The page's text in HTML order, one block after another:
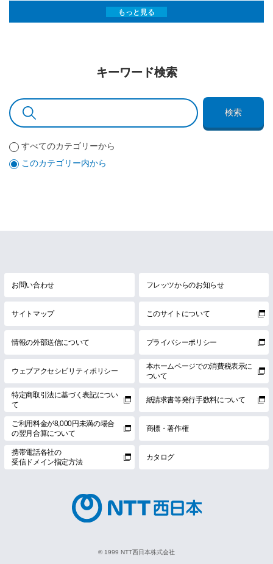
もっと見る
キーワード検索
検索
すべてのカテゴリーから
このカテゴリー内から
お問い合わせ フレッツからのお知らせ
サイトマップ このサイトについて
情報の外部送信について プライバシーポリシー
ウェブアクセシビリティポリシー
本ホームページでの消費税表示に
ついて
特定商取引法に基づく表記につい
て
紙請求書等発行手数料について
ご利用料金が8,000円未満の場合
の翌月合算について
商標・著作権
携帯電話各社の
受信ドメイン指定方法
カタログ
© 1999 NTT西日本株式会社